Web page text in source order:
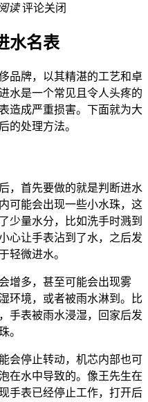
读 评论关闭
水名表
品牌，以其精湛的工艺和卓
水是一个常见且令人头疼的
造成严重损害。下面就为大
的处理方法。
，首先要做的就是判断进水
可能会出现一些小水珠，这
少量水分，比如洗手时溅到
心让手表沾到了水，之后发
轻微进水。
增多，甚至可能会出现雾
环境，或者被雨水淋到。比
手表被雨水浸湿，回家后发
。
会停止转动，机芯内部也可
在水中导致的。像王先生在
手表已经停止工作，打开后